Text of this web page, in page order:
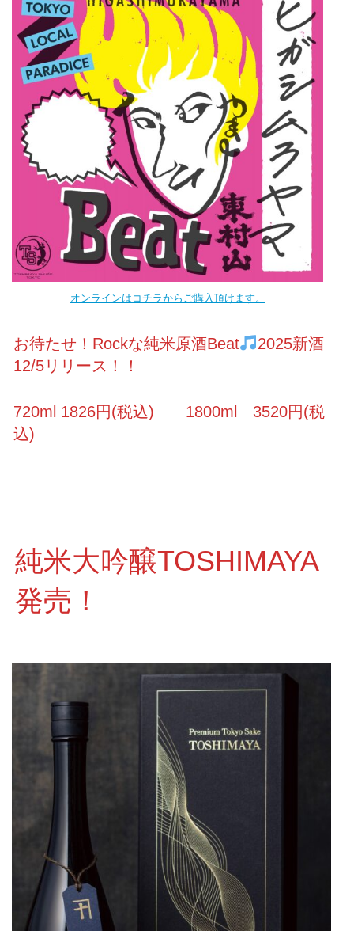
オンラインはコチラからご購入頂けます。
お待たせ！Rockな純米原酒Beat
2025新酒
12/5リリース！！
720ml 1826円(税込) 1800ml 3520円(税
込)
純米大吟醸TOSHIMAYA
発売！